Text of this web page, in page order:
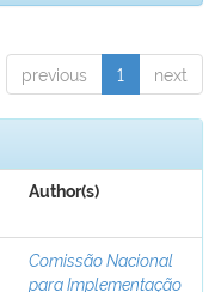
previous 1 next
Author(s)
Comissão Nacional
para Implementação